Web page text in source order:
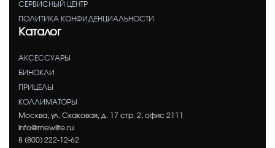
СЕРВИСНЫЙ ЦЕНТР
ПОЛИТИКА КОНФИДЕНЦИАЛЬНОСТИ
Каталог
АКСЕССУАРЫ
БИНОКЛИ
ПРИЦЕЛЫ
КОЛЛИМАТОРЫ
Москва, ул. Скаковая, д. 17 стр. 2, офис 2111
info@mewlite.ru
8 (800) 222-12-62